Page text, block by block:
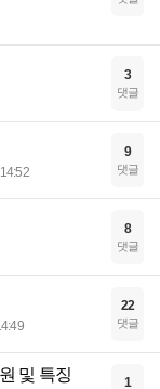
3
댓글
14:52
9
댓글
8
댓글
22
댓글
및 특징 1